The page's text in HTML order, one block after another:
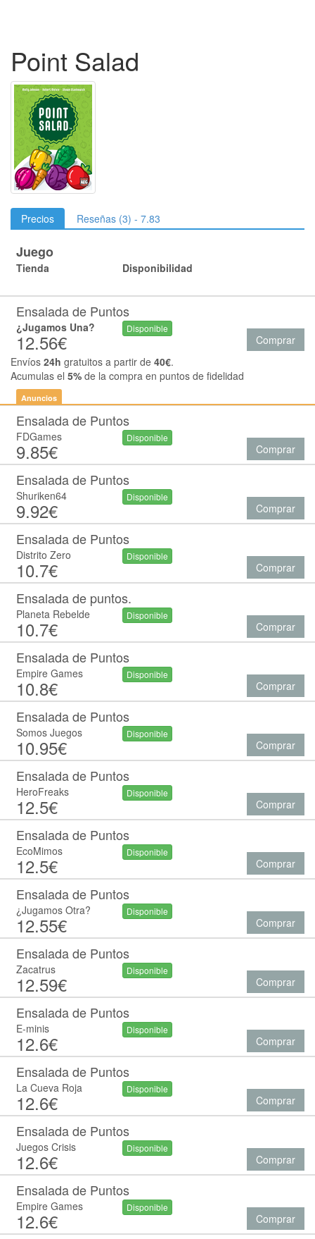
Point Salad
Precios Reseñas (3) - 7.83
Juego
Tienda Disponibilidad
Ensalada de Puntos
¿Jugamos Una?
12.56€
Disponible
Comprar
Envíos 24h gratuitos a partir de 40€.
Acumulas el 5% de la compra en puntos de fidelidad
Anuncios
Ensalada de Puntos
FDGames
9.85€
Disponible
Comprar
Ensalada de Puntos
Shuriken64
9.92€
Disponible
Comprar
Ensalada de Puntos
Distrito Zero
10.7€
Disponible
Comprar
Ensalada de puntos.
Planeta Rebelde
10.7€
Disponible
Comprar
Ensalada de Puntos
Empire Games
10.8€
Disponible
Comprar
Ensalada de Puntos
Somos Juegos
10.95€
Disponible
Comprar
Ensalada de Puntos
HeroFreaks
12.5€
Disponible
Comprar
Ensalada de Puntos
EcoMimos
12.5€
Disponible
Comprar
Ensalada de Puntos
¿Jugamos Otra?
12.55€
Disponible
Comprar
Ensalada de Puntos
Zacatrus
12.59€
Disponible
Comprar
Ensalada de Puntos
E-minis
12.6€
Disponible
Comprar
Ensalada de Puntos
La Cueva Roja
12.6€
Disponible
Comprar
Ensalada de Puntos
Juegos Crisis
12.6€
Disponible
Comprar
Ensalada de Puntos
Empire Games
12.6€
Disponible
Comprar